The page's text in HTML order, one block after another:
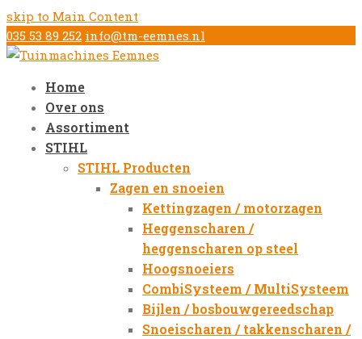
skip to Main Content
035 53 89 252 info@tm-eemnes.nl
Home
Over ons
Assortiment
STIHL
STIHL Producten
Zagen en snoeien
Kettingzagen / motorzagen
Heggenscharen /
heggenscharen op steel
Hoogsnoeiers
CombiSysteem / MultiSysteem
Bijlen / bosbouwgereedschap
Snoeischaren / takkenscharen /